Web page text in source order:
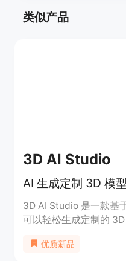
类似产品
3D AI Studio
AI 生成定制 3D 模型
3D AI Studio 是一款基
可以轻松生成定制的
过AI生成器快速创建
优质新品